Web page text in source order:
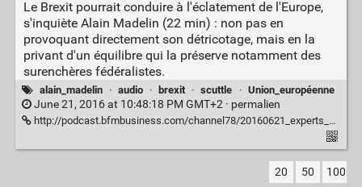
Le Brexit pourrait conduire à l'éclatement de l'Europe,
s'inquiète Alain Madelin (22 min) : non pas en
provoquant directement son détricotage, mais en la
privant d'un équilibre qui la préserve notamment des
surenchères fédéralistes.
alain_madelin · audio · brexit · scuttle · Union_européenne
June 21, 2016 at 10:48:18 PM GMT+2 · permalien
http://podcast.bfmbusiness.com/channel78/20160621_experts_0.mp3
20 50 100